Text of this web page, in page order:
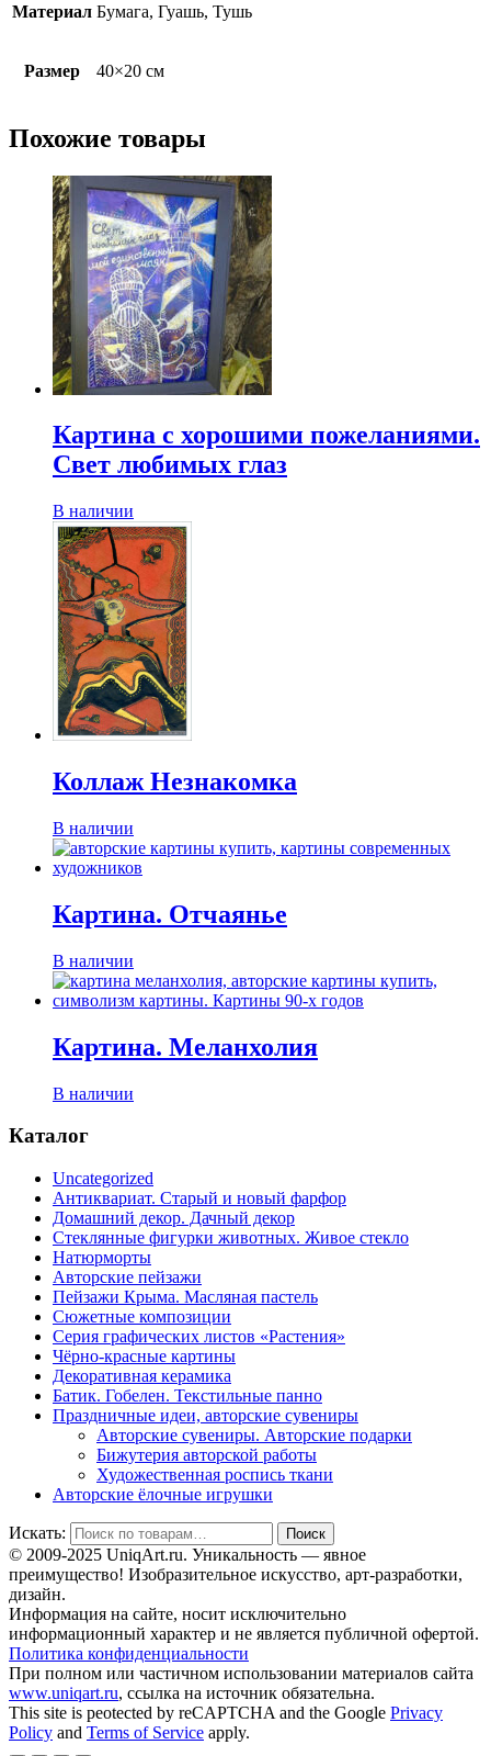
Материал Бумага, Гуашь, Тушь
Размер 40×20 см
Похожие товары
Картина с хорошими пожеланиями.
Свет любимых глаз
В наличии
Коллаж Незнакомка
В наличии
Картина. Отчаянье
В наличии
Картина. Меланхолия
В наличии
Каталог
Uncategorized
Антиквариат. Старый и новый фарфор
Домашний декор. Дачный декор
Стеклянные фигурки животных. Живое стекло
Натюрморты
Авторские пейзажи
Пейзажи Крыма. Масляная пастель
Сюжетные композиции
Серия графических листов «Растения»
Чёрно-красные картины
Декоративная керамика
Батик. Гобелен. Текстильные панно
Праздничные идеи, авторские сувениры
Авторские сувениры. Авторские подарки
Бижутерия авторской работы
Художественная роспись ткани
Авторские ёлочные игрушки
Искать: Поиск
© 2009-2025 UniqАrt.ru. Уникальность — явное
преимущество! Изобразительное искусство, арт-разработки,
дизайн.
Информация на сайте, носит исключительно
информационный характер и не является публичной офертой.
Политика конфиденциальности
При полном или частичном использовании материалов сайта
www.uniqart.ru, ссылка на источник обязательна.
This site is peotected by reCAPTCHA and the Google Privacy
Policy and Terms of Service apply.